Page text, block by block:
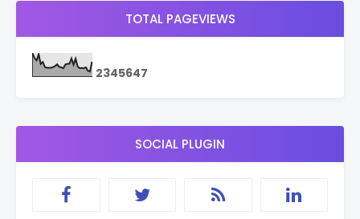
TOTAL PAGEVIEWS
2345647
SOCIAL PLUGIN